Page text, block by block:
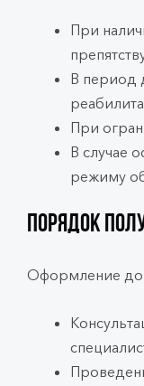
При
В период
При
В случае
режиму
Порядок
Оформление